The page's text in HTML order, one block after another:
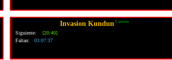
Invasion Kundun Custom
Siguiente:
[20:40]
Faltan: 03:07:36